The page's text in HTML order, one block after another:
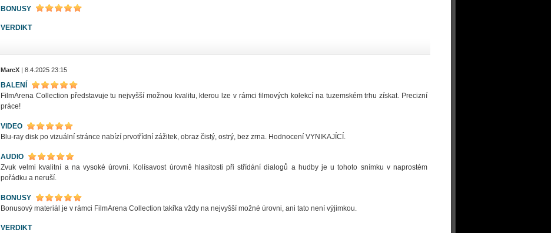
BONUSY
VERDIKT
MarcX | 8.4.2025 23:15
BALENÍ
FilmArena Collection představuje tu nejvyšší možnou kvalitu, kterou lze v rámci filmových kolekcí na tuzemském trhu získat. Precizní
práce!
VIDEO
Blu-ray disk po vizuální stránce nabízí prvotřídní zážitek, obraz čistý, ostrý, bez zrna. Hodnocení VYNIKAJÍCÍ.
AUDIO
Zvuk velmi kvalitní a na vysoké úrovni. Kolísavost úrovně hlasitosti při střídání dialogů a hudby je u tohoto snímku v naprostém
pořádku a neruší.
BONUSY
Bonusový materiál je v rámci FilmArena Collection takřka vždy na nejvyšší možné úrovni, ani tato není výjimkou.
VERDIKT